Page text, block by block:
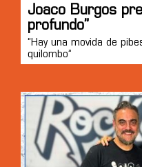
Joaco Burgos
profundo”
“Hay una movida de
quilombo”